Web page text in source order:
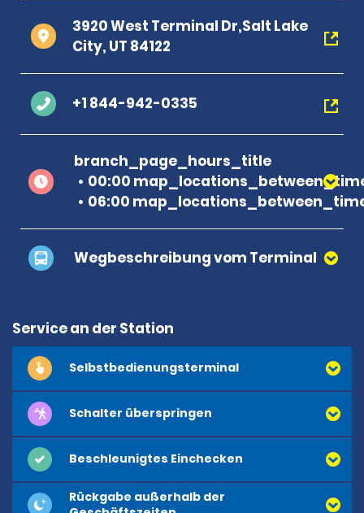
3920 West Terminal Dr,Salt Lake
City, UT 84122
+1 844-942-0335
branch_page_hours_title
00:00
06:00
Wegbeschreibung vom Terminal
me r dClub
Service an der Station
Selbstbedienungsterminal
Schalter überspringen
Beschleunigtes Einchecken
Rückgabe außerhalb der